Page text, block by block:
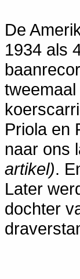
De
1934 als
Priola en
naar ons
artikel).
Later
dochter